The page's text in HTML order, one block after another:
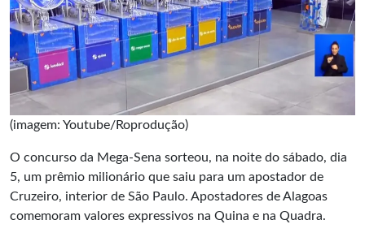
(imagem: Youtube/Roprodução)
O concurso da Mega-Sena sorteou, na noite do sábado, dia
5, um prêmio milionário que saiu para um apostador de
Cruzeiro, interior de São Paulo. Apostadores de Alagoas
comemoram valores expressivos na Quina e na Quadra.